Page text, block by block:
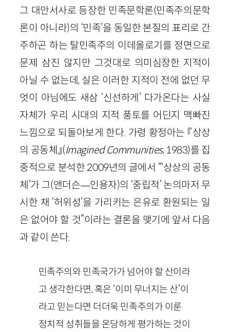
그 대안서사로 등장한 민족문학론(민족주의문학
론이 아니라)의 ‘민족’을 동일한 본질의 표리로 간
주하곤 하는 탈민족주의 이데올로기를 정면으로
문제 삼진 않지만 그것대로 의미심장한 지적이
아닐 수 없는데, 실은 이러한 지적이 전에 없던 무
엇이 아님에도 새삼 ‘신선하게’ 다가온다는 사실
자체가 우리 시대의 지적 풍토를 어딘지 맥빠진
느낌으로 되돌아보게 한다. 가령 황정아는 『상상
의 공동체』(Imagined Communities, 1983)를 집
중적으로 분석한 2009년의 글에서 “‘상상의 공동
체’가 그(앤더슨—인용자)의 ‘중립적’ 논의마저 무
시한 채 ‘허위성’을 가리키는 은유로 환원되는 일
은 없어야 할 것”이라는 결론을 맺기에 앞서 다음
과 같이 쓴다.
민족주의와 민족국가가 넘어야 할 산이라
고 생각한다면, 혹은 ‘이미 무너지는 산’이
라고 믿는다면 더더욱 민족주의가 이룬
정치적 성취들을 온당하게 평가하는 것이